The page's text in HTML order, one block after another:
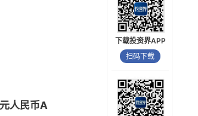
人民币A
下载投资界APP
扫码下载